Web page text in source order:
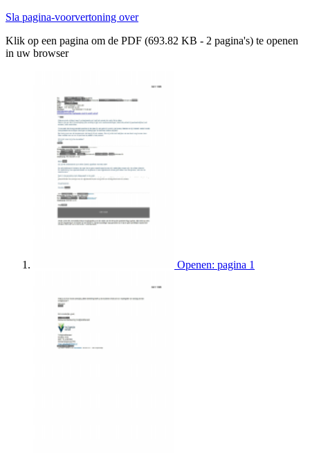
Sla pagina-voorvertoning over
Klik op een pagina om de PDF (693.82 KB - 2 pagina's) te openen
in uw browser
Openen: pagina 1